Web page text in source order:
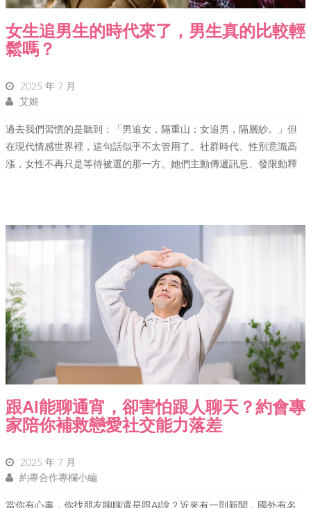
女生追男生的時代來了，男生真的比較輕
鬆嗎？
2025 年 7 月
艾姬
過去我們習慣的是聽到：「男追女，隔重山；女追男，隔層紗。」但
在現代情感世界裡，這句話似乎不太管用了。社群時代、性別意識高
漲，女性不再只是等待被選的那一方。她們主動傳遞訊息、發限動釋
跟AI能聊通宵，卻害怕跟人聊天？約會專
家陪你補救戀愛社交能力落差
2025 年 7 月
約專合作專欄小編
當你有心事，你找朋友聊聊還是跟AI說？近來有一則新聞，國外有名